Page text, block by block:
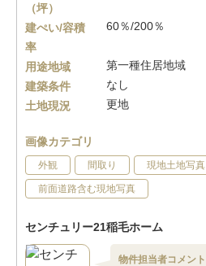
（坪）
建ぺい/容積
率
60％/200％
用途地域
第一種住居地域
建築条件
なし
土地現況
更地
画像カテゴリ
外観 間取り 現地土地写真
前面道路含む現地写真
センチュリー21稲毛ホーム
物件担当者コメント